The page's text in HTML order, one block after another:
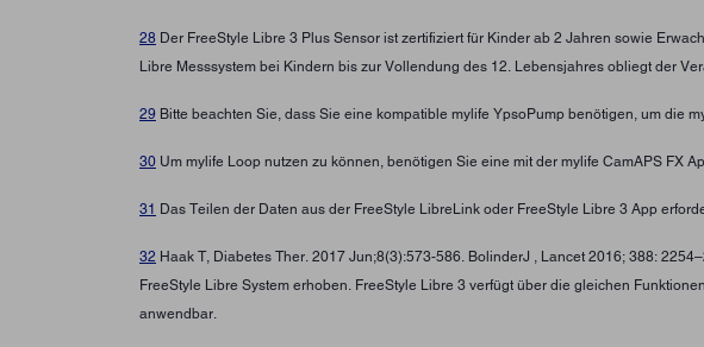
28 Der FreeStyle Libre 3 Plus Sensor ist zertifiziert für Kinder ab 2 Jahren sowie
Libre Messsystem bei Kindern bis zur Vollendung des 12. Lebensjahres obliegt der
29 Bitte beachten Sie, dass Sie eine kompatible mylife YpsoPump benötigen, um die
30 Um mylife Loop nutzen zu können, benötigen Sie eine mit der mylife CamAPS FX
31 Das Teilen der Daten aus der FreeStyle LibreLink oder FreeStyle Libre 3 App
32 Haak T, Diabetes Ther. 2017 Jun;8(3):573-586. BolinderJ , Lancet 2016; 388:
FreeStyle Libre System erhoben. FreeStyle Libre 3 verfügt über die gleichen
anwendbar.